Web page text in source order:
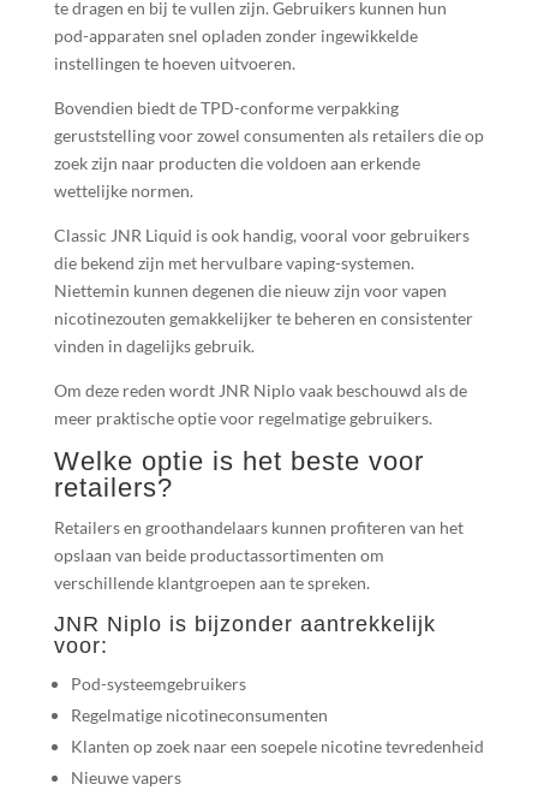
te dragen en bij te vullen zijn. Gebruikers kunnen hun
pod-apparaten snel opladen zonder ingewikkelde
instellingen te hoeven uitvoeren.
Bovendien biedt de TPD-conforme verpakking
geruststelling voor zowel consumenten als retailers die op
zoek zijn naar producten die voldoen aan erkende
wettelijke normen.
Classic JNR Liquid is ook handig, vooral voor gebruikers
die bekend zijn met hervulbare vaping-systemen.
Niettemin kunnen degenen die nieuw zijn voor vapen
nicotinezouten gemakkelijker te beheren en consistenter
vinden in dagelijks gebruik.
Om deze reden wordt JNR Niplo vaak beschouwd als de
meer praktische optie voor regelmatige gebruikers.
Welke optie is het beste voor
retailers?
Retailers en groothandelaars kunnen profiteren van het
opslaan van beide productassortimenten om
verschillende klantgroepen aan te spreken.
JNR Niplo is bijzonder aantrekkelijk
voor:
Pod-systeemgebruikers
Regelmatige nicotineconsumenten
Klanten op zoek naar een soepele nicotine tevredenheid
Nieuwe vapers